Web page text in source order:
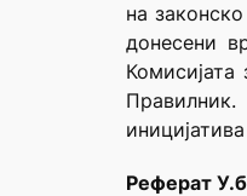
на
донесени
Правилник.
Реферат